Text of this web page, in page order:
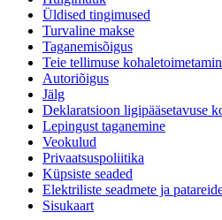
Üldised tingimused
Turvaline makse
Taganemisõigus
Teie tellimuse
Autoriõigus
Jälg
Deklaratsioon ligipääsetavuse
Lepingust taganemine
Veokulud
Privaatsuspoliitika
Küpsiste seaded
Elektriliste seadmete ja
Sisukaart